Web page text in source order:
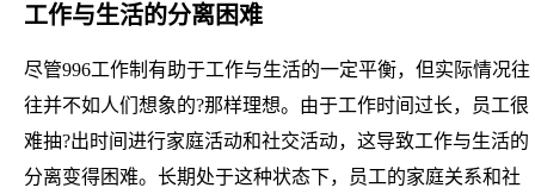
工作与生活的分离困难
尽管996工作制有助于工作与生活的一定平衡，但实际情况往
往并不如人们想象的?那样理想。由于工作时间过长，员工很
难抽?出时间进行家庭活动和社交活动，这导致工作与生活的
分离变得困难。长期处于这种状态下，员工的家庭关系和社